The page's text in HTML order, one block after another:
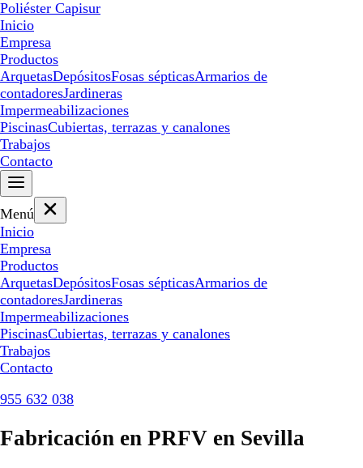
Poliéster Capisur
Inicio
Empresa
Productos
ArquetasDepósitosFosas sépticasArmarios de
contadoresJardineras
Impermeabilizaciones
PiscinasCubiertas, terrazas y canalones
Trabajos
Contacto
Menú
Inicio
Empresa
Productos
ArquetasDepósitosFosas sépticasArmarios de
contadoresJardineras
Impermeabilizaciones
PiscinasCubiertas, terrazas y canalones
Trabajos
Contacto
955 632 038
Fabricación en PRFV en Sevilla